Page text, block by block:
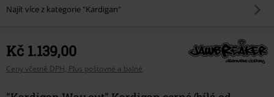
Najít více z kategorie "Kardigan"
Kč 1.139,00
Ceny včetně DPH, Plus poštovné a balné